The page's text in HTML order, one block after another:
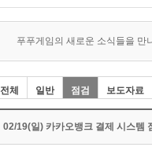
푸푸게임의 새로운 소식들을 만
전체 일반 점검 보도자료
02/19(일) 카카오뱅크 결제 시스템